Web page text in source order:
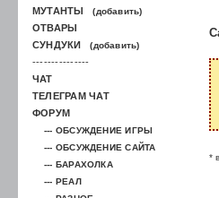
*
МУТАНТЫ
(добавить)
ОТВАРЫ
СУНДУКИ
(добавить)
---------------
ЧАТ
ТЕЛЕГРАМ ЧАТ
ФОРУМ
--- ОБСУЖДЕНИЕ ИГРЫ
--- ОБСУЖДЕНИЕ САЙТА
--- БАРАХОЛКА
--- РЕАЛ